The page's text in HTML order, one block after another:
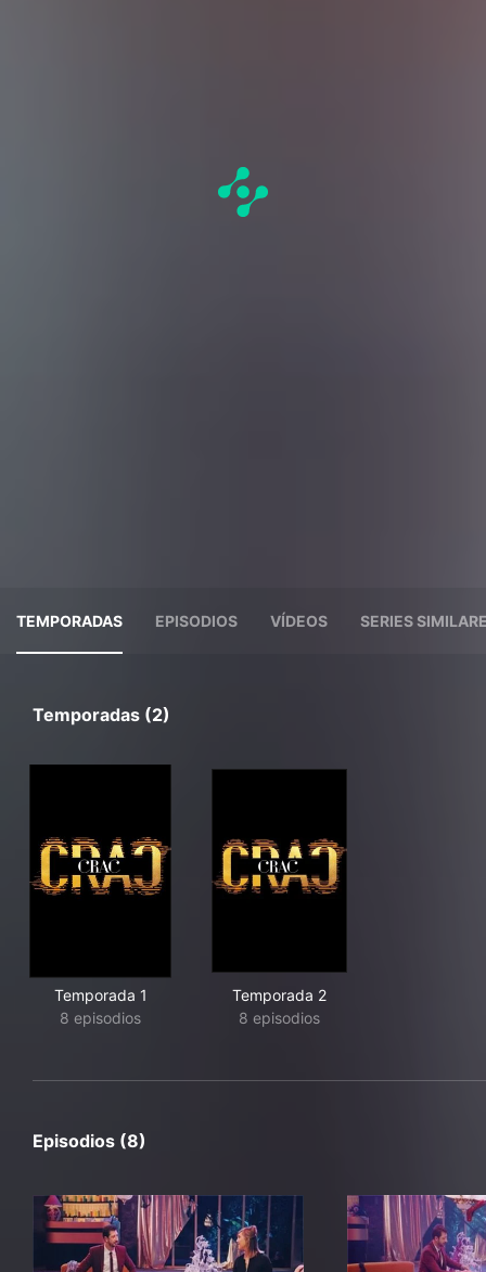
TEMPORADAS EPISODIOS VÍDEOS SERIES
Temporadas (2)
Temporada 1
8 episodios
Temporada 2
8 episodios
Episodios (8)